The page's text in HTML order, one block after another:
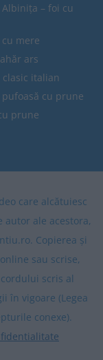
– foi cu
mere
ars
italian
cu prune
prune
care alcătuiesc
ale acestora,
Copierea și
sau scrise,
scris al
în vigoare (Legea
conexe).